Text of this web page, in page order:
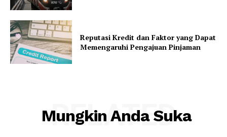
Reputasi Kredit dan Faktor yang Dapat
Memengaruhi Pengajuan Pinjaman
Mungkin Anda Suka
RELATED